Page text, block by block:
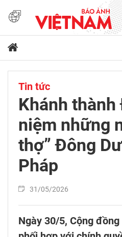
Tin tức
Khánh
niệm những
thợ” Đông
Pháp
31/05/2026
Ngày 30/5, Cộng